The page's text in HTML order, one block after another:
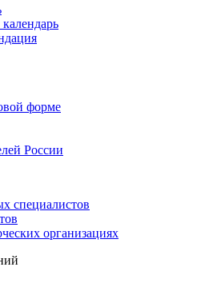
форме
России
специалистов
организациях